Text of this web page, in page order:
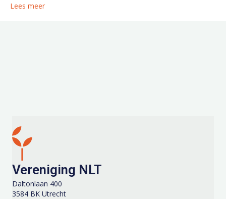
Lees meer
Vereniging NLT
Daltonlaan 400
3584 BK Utrecht